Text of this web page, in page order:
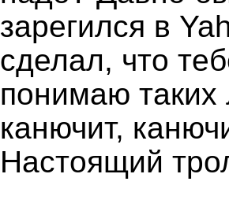
зарегился в
сделал, что
понимаю
канючит,
Настоящий